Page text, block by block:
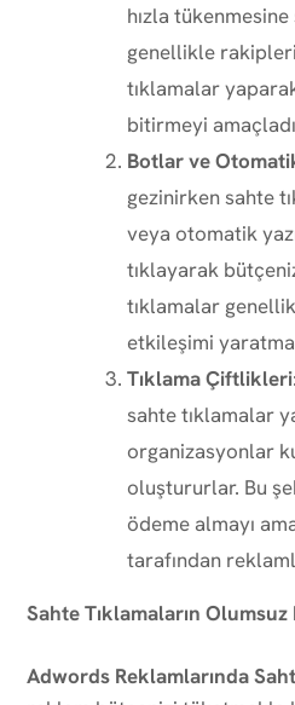
hızla
genellikle
tıklamalar
bitirmeyi
Botlar ve
gezinirken sahte
veya otomatik
tıklayarak
tıklamalar
etkileşimi
Tıklama Çiftlikleri
sahte tıklamalar
organizasyonlar
oluştururlar. Bu
ödeme almayı
tarafından
Sahte Tıklamaların
Adwords Reklamlarında